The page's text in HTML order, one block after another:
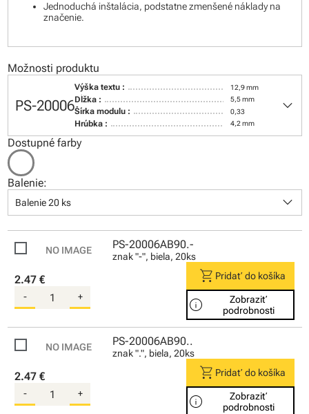
Jednoduchá inštalácia, podstatne zmenšené náklady na
značenie.
Možnosti produktu
PS-20006
Výška textu : 12,9 mm
Dĺžka : 5,5 mm
Šírka modulu : 0,33
Hrúbka : 4,2 mm
keyboard_arrow_down
Dostupné farby
Balenie:
Balenie 20 ks keyboard_arrow_down
PS-20006AB90.-
znak "-", biela, 20ks
2.47 €
- +
shopping_cart Pridať do košíka
info
Zobraziť
podrobnosti
PS-20006AB90..
znak ".", biela, 20ks
2.47 €
- +
shopping_cart Pridať do košíka
info
Zobraziť
podrobnosti